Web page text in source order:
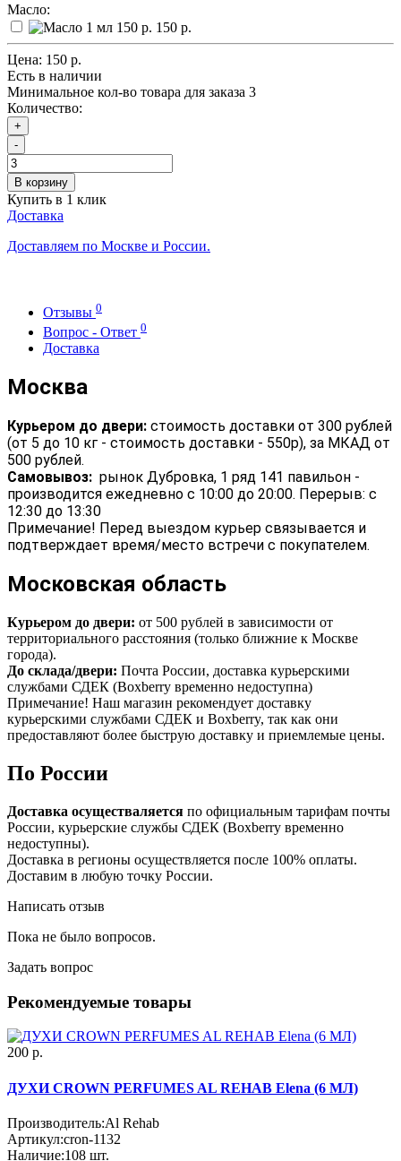
Масло:
150 р.
Цена: 150 р.
Есть в наличии
Минимальное кол-во товара для заказа 3
Количество:
+
-
В корзину
Купить в 1 клик
Доставка
Доставляем по Москве и России.
Отзывы 0
Вопрос - Ответ 0
Доставка
Москва
Курьером до двери: стоимость доставки от 300 рублей
(от 5 до 10 кг - стоимость доставки - 550р), за МКАД от
500 рублей.
Самовывоз: рынок Дубровка, 1 ряд 141 павильон -
производится ежедневно с 10:00 до 20:00. Перерыв: с
12:30 до 13:30
Примечание! Перед выездом курьер связывается и
подтверждает время/место встречи с покупателем.
Московская область
Курьером до двери: от 500 рублей в зависимости от
территориального расстояния (только ближние к Москве
города).
До склада/двери: Почта России, доставка курьерскими
службами СДЕК (Boxberry временно недоступна)
Примечание! Наш магазин рекомендует доставку
курьерскими службами СДЕК и Boxberry, так как они
предоставляют более быструю доставку и приемлемые цены.
По России
Доставка осуществаляется по официальным тарифам почты
России, курьерские службы СДЕК (Boxberry временно
недоступны).
Доставка в регионы осуществляется после 100% оплаты.
Доставим в любую точку России.
Написать отзыв
Пока не было вопросов.
Задать вопрос
Рекомендуемые товары
200 р.
ДУХИ CROWN PERFUMES AL REHAB Elena (6 МЛ)
Производитель:Al Rehab
Артикул:cron-1132
Наличие:108 шт.